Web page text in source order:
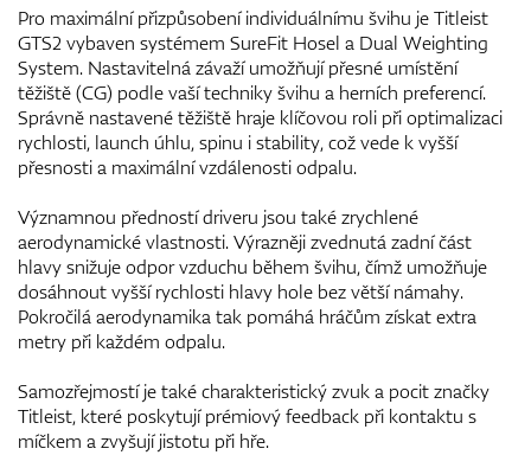
Pro maximální přizpůsobení individuálnímu švihu je Titleist
GTS2 vybaven systémem SureFit Hosel a Dual Weighting
System. Nastavitelná závaží umožňují přesné umístění
těžiště (CG) podle vaší techniky švihu a herních preferencí.
Správně nastavené těžiště hraje klíčovou roli při optimalizaci
rychlosti, launch úhlu, spinu i stability, což vede k vyšší
přesnosti a maximální vzdálenosti odpalu.
Významnou předností driveru jsou také zrychlené
aerodynamické vlastnosti. Výrazněji zvednutá zadní část
hlavy snižuje odpor vzduchu během švihu, čímž umožňuje
dosáhnout vyšší rychlosti hlavy hole bez větší námahy.
Pokročilá aerodynamika tak pomáhá hráčům získat extra
metry při každém odpalu.
Samozřejmostí je také charakteristický zvuk a pocit značky
Titleist, které poskytují prémiový feedback při kontaktu s
míčkem a zvyšují jistotu při hře.